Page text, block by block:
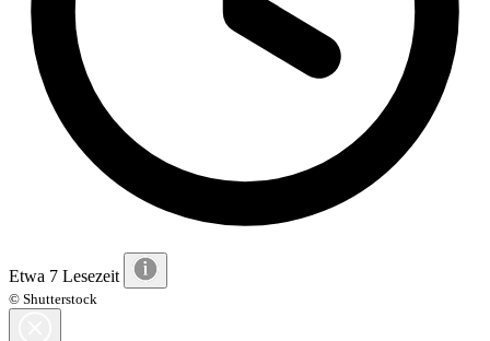
Etwa 7 Lesezeit
© Shutterstock